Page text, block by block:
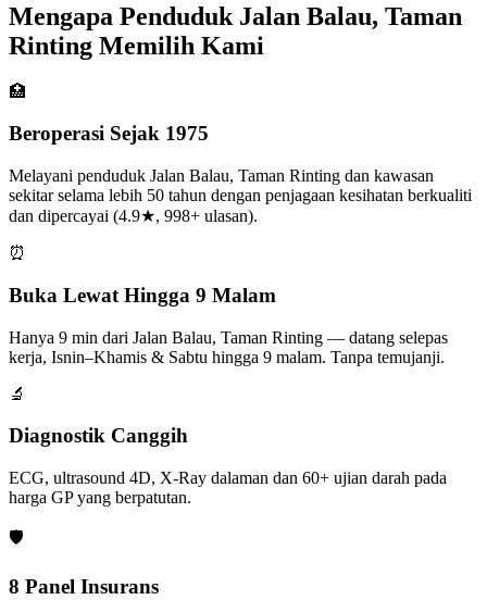
Mengapa Penduduk Jalan Balau, Taman
Rinting Memilih Kami
🏥
Beroperasi Sejak 1975
Melayani penduduk Jalan Balau, Taman Rinting dan kawasan
sekitar selama lebih 50 tahun dengan penjagaan kesihatan berkualiti
dan dipercayai (4.9★, 998+ ulasan).
⏰
Buka Lewat Hingga 9 Malam
Hanya 9 min dari Jalan Balau, Taman Rinting — datang selepas
kerja, Isnin–Khamis & Sabtu hingga 9 malam. Tanpa temujanji.
🔬
Diagnostik Canggih
ECG, ultrasound 4D, X-Ray dalaman dan 60+ ujian darah pada
harga GP yang berpatutan.
🛡️
8 Panel Insurans